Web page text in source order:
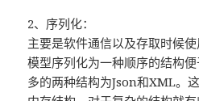
2、序列化：
主要是软件通信以及存取时候
模型序列化为一种顺序的结构
多的两种结构为Json和XML。